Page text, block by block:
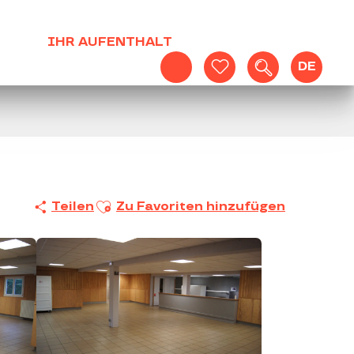
Voir les favoris
Suche
DE
IHR AUFENTHALT
Teilen Ajouter aux favoris
Zu Favoriten hinzufügen